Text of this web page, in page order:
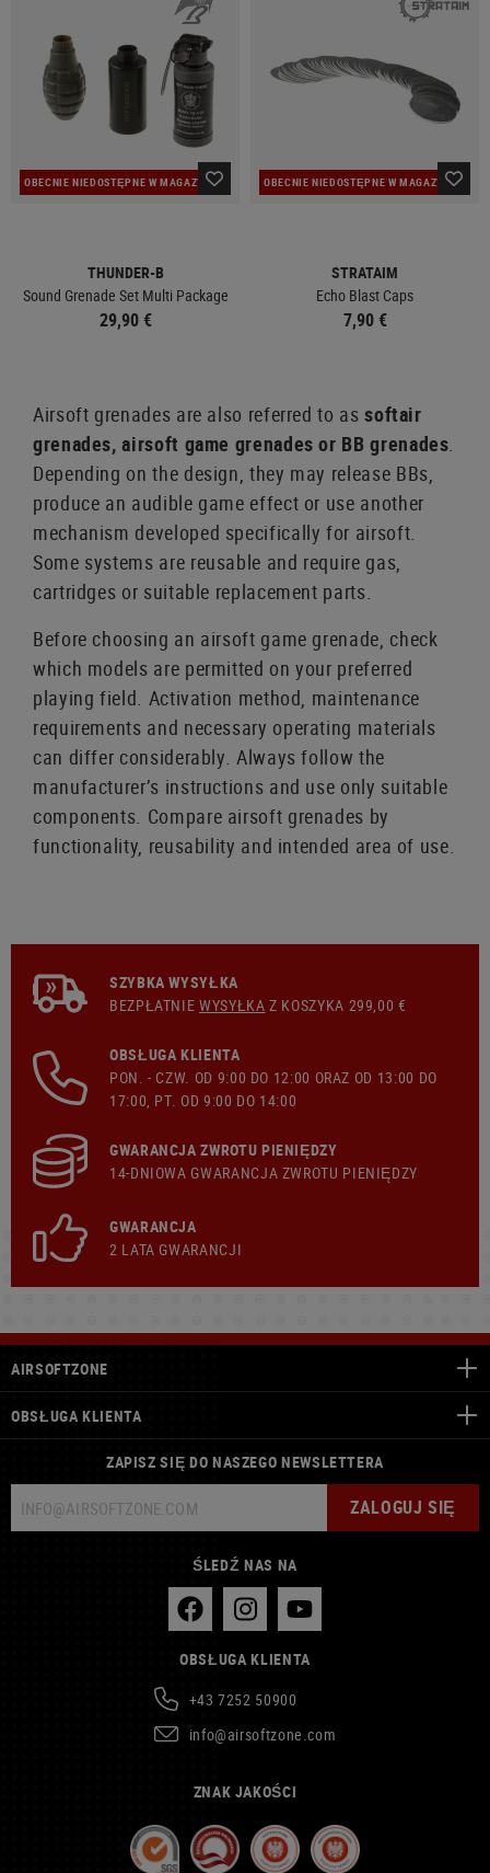
OBECNIE NIEDOSTĘPNE W MAGAZYNIE
THUNDER-B
Sound Grenade Set Multi Package
29,90 €
OBECNIE NIEDOSTĘPNE W MAGAZYNIE
STRATAIM
Echo Blast Caps
7,90 €
Airsoft grenades are also referred to assoftair
grenades, airsoft game grenades or BB grenades.
Depending on the design, they may release BBs,
produce an audible game effect or use another
mechanism developed specifically for airsoft.
Some systems are reusable and require gas,
cartridges or suitable replacement parts.
Before choosing an airsoft game grenade, check
which models are permitted on your preferred
playing field. Activation method, maintenance
requirements and necessary operating materials
can differ considerably. Always follow the
manufacturer’s instructions and use only suitable
components. Compare airsoft grenades by
functionality, reusability and intended area of use.
SZYBKA WYSYŁKA
BEZPŁATNIEWYSYŁKA Z KOSZYKA 299,00 €
OBSŁUGA KLIENTA
PON. - CZW. OD 9:00 DO 12:00 ORAZ OD 13:00 DO
17:00, PT. OD 9:00 DO 14:00
GWARANCJA ZWROTU PIENIĘDZY
14-DNIOWA GWARANCJA ZWROTU PIENIĘDZY
GWARANCJA
2 LATA GWARANCJI
AIRSOFTZONE
OBSŁUGA KLIENTA
ZAPISZ SIĘ DO NASZEGO NEWSLETTERA
ZALOGUJ SIĘ
ŚLEDŹ NAS NA
OBSŁUGA KLIENTA
+43 7252 50900
info@airsoftzone.com
ZNAK JAKOŚCI